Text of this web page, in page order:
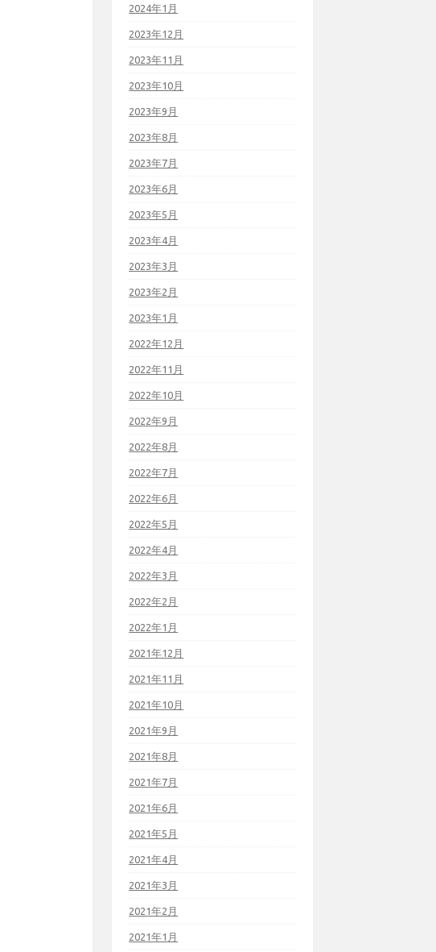
2024年1月
2023年12月
2023年11月
2023年10月
2023年9月
2023年8月
2023年7月
2023年6月
2023年5月
2023年4月
2023年3月
2023年2月
2023年1月
2022年12月
2022年11月
2022年10月
2022年9月
2022年8月
2022年7月
2022年6月
2022年5月
2022年4月
2022年3月
2022年2月
2022年1月
2021年12月
2021年11月
2021年10月
2021年9月
2021年8月
2021年7月
2021年6月
2021年5月
2021年4月
2021年3月
2021年2月
2021年1月